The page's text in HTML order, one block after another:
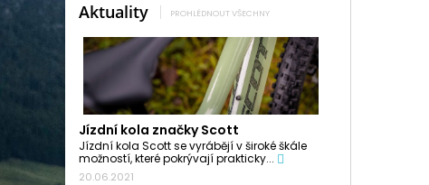
Aktuality PROHLÉDNOUT VŠECHNY
Jízdní kola značky Scott
Jízdní kola Scott se vyrábějí v široké škále
možností, které pokrývají prakticky...
20.06.2021